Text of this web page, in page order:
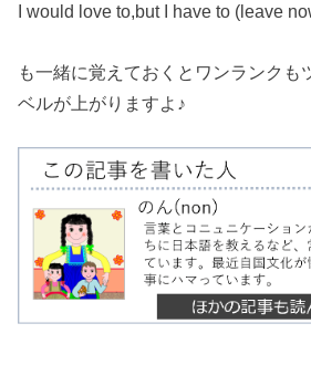
I would love to,but I have to (leave
も一緒に覚えておくとワンランクも
ベルが上がりますよ♪